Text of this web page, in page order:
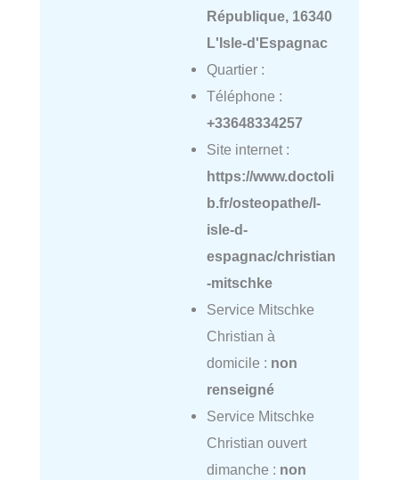
République, 16340
L'Isle-d'Espagnac
Quartier :
Téléphone :
+33648334257
Site internet :
https://www.doctoli
b.fr/osteopathe/l-
isle-d-
espagnac/christian
-mitschke
Service Mitschke
Christian à
domicile : non
renseigné
Service Mitschke
Christian ouvert
dimanche : non